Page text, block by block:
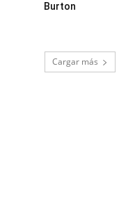
Burton
Cargar más